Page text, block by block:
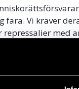
fara. Vi kräver
med